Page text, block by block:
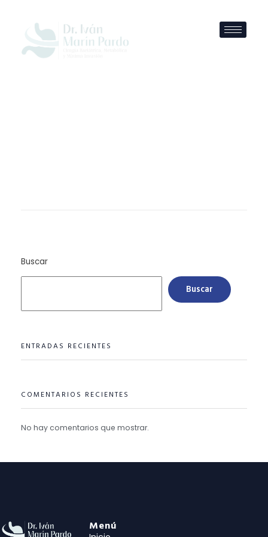
Buscar
Buscar
ENTRADAS RECIENTES
COMENTARIOS RECIENTES
No hay comentarios que mostrar.
Menú